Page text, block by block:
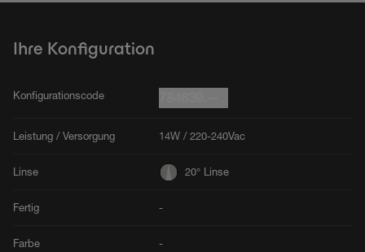
Ihre Konfiguration
Konfigurationscode
Leistung / Versorgung 14W / 220-240Vac
Linse 20° Linse
Fertig -
Farbe -